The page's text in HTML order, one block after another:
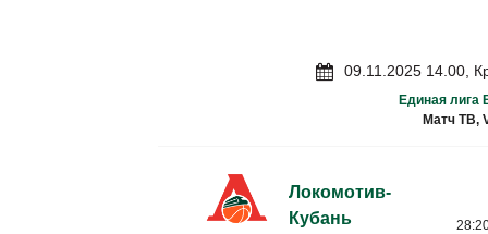
09.11.2025 14.00,
Единая лига
Матч ТВ,
Локомотив-
Кубань